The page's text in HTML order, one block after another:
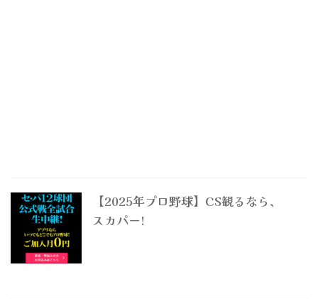
【2025年プロ野球】CS観るなら、
スカパー!